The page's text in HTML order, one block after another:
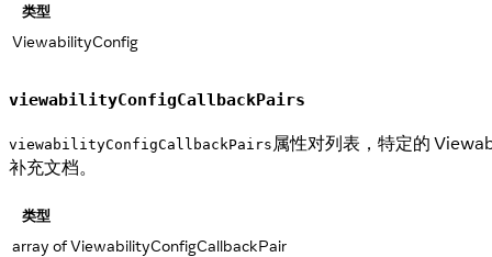
类型
ViewabilityConfig
viewabilityConfigCallbackPairs
viewabilityConfigCallbackPairs 属性对列表，特定的
补充文档。
类型
array of ViewabilityConfigCallbackPair